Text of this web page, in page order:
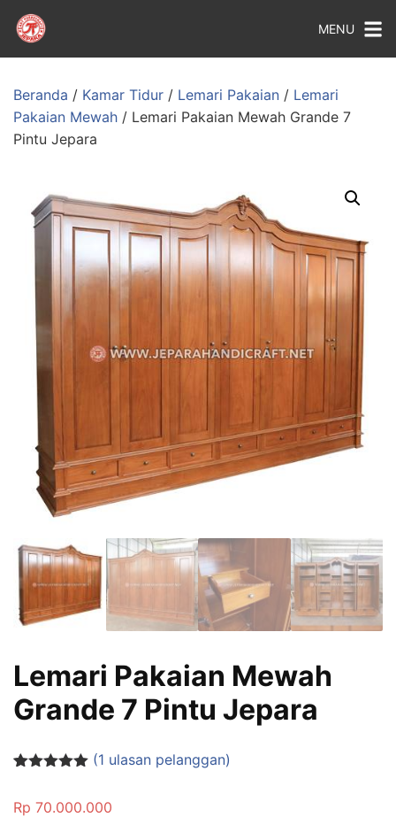
MENU
Beranda / Kamar Tidur / Lemari Pakaian / Lemari
Pakaian Mewah / Lemari Pakaian Mewah Grande 7
Pintu Jepara
Lemari Pakaian Mewah
Grande 7 Pintu Jepara
berdasarka
(1 ulasan pelanggan)
Rp 70.000.000